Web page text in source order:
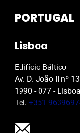
PORTUGAL
Lisboa
Edifício Báltico
Av. D. João II nº
1990 - 077 - Lisboa
Tel. +351